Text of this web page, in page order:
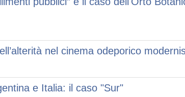
nel cinema odeporico
e Italia: il caso "Sur"